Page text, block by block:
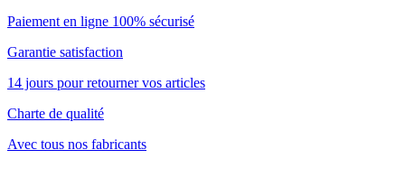
Paiement en ligne 100% sécurisé
Garantie satisfaction
14 jours pour retourner vos articles
Charte de qualité
Avec tous nos fabricants